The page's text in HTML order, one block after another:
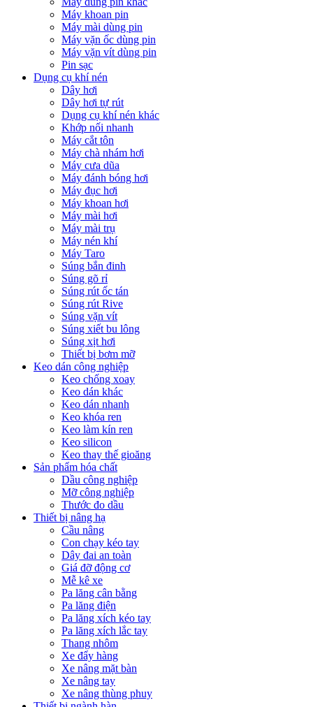
Máy khoan pin
Máy mài dùng pin
Máy vặn ốc dùng pin
Máy vặn vít dùng pin
Pin sạc
Dụng cụ khí nén
Dây hơi
Dây hơi tự rút
Dụng cụ khí nén khác
Khớp nối nhanh
Máy cắt tôn
Máy chà nhám hơi
Máy cưa dũa
Máy đánh bóng hơi
Máy đục hơi
Máy khoan hơi
Máy mài hơi
Máy mài trụ
Máy nén khí
Máy Taro
Súng bắn đinh
Súng gõ rỉ
Súng rút ốc tán
Súng rút Rive
Súng vặn vít
Súng xiết bu lông
Súng xịt hơi
Thiết bị bơm mỡ
Keo dán công nghiệp
Keo chống xoay
Keo dán khác
Keo dán nhanh
Keo khóa ren
Keo làm kín ren
Keo silicon
Keo thay thế gioăng
Sản phẩm hóa chất
Dầu công nghiệp
Mỡ công nghiệp
Thước đo dầu
Thiết bị nâng hạ
Cầu nâng
Con chạy kéo tay
Dây đai an toàn
Giá đỡ động cơ
Mễ kê xe
Pa lăng cân bằng
Pa lăng điện
Pa lăng xích kéo tay
Pa lăng xích lắc tay
Thang nhôm
Xe đẩy hàng
Xe nâng mặt bàn
Xe nâng tay
Xe nâng thùng phuy